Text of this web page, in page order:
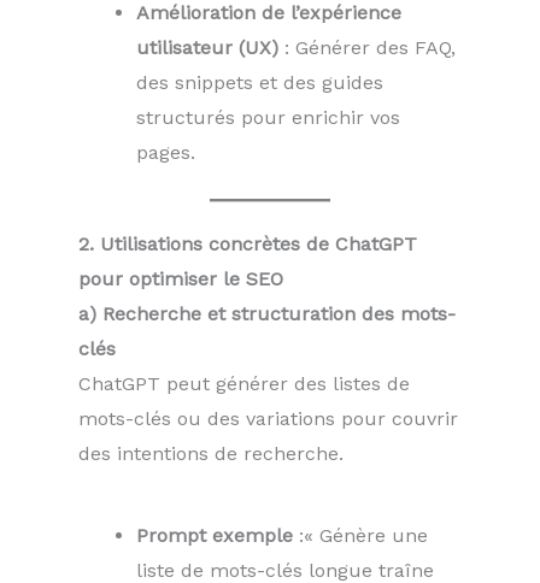
Amélioration de l’expérience
utilisateur (UX) : Générer des FAQ,
des snippets et des guides
structurés pour enrichir vos
pages.
2. Utilisations concrètes de ChatGPT
pour optimiser le SEO
a) Recherche et structuration des mots-
clés
ChatGPT peut générer des listes de
mots-clés ou des variations pour couvrir
des intentions de recherche.
Prompt exemple :« Génère une
liste de mots-clés longue traîne